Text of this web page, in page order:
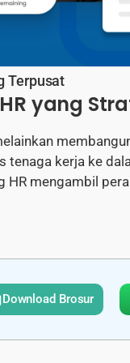
Terpusat
yang
tenaga kerja ke
HR mengambil
Download Brosur